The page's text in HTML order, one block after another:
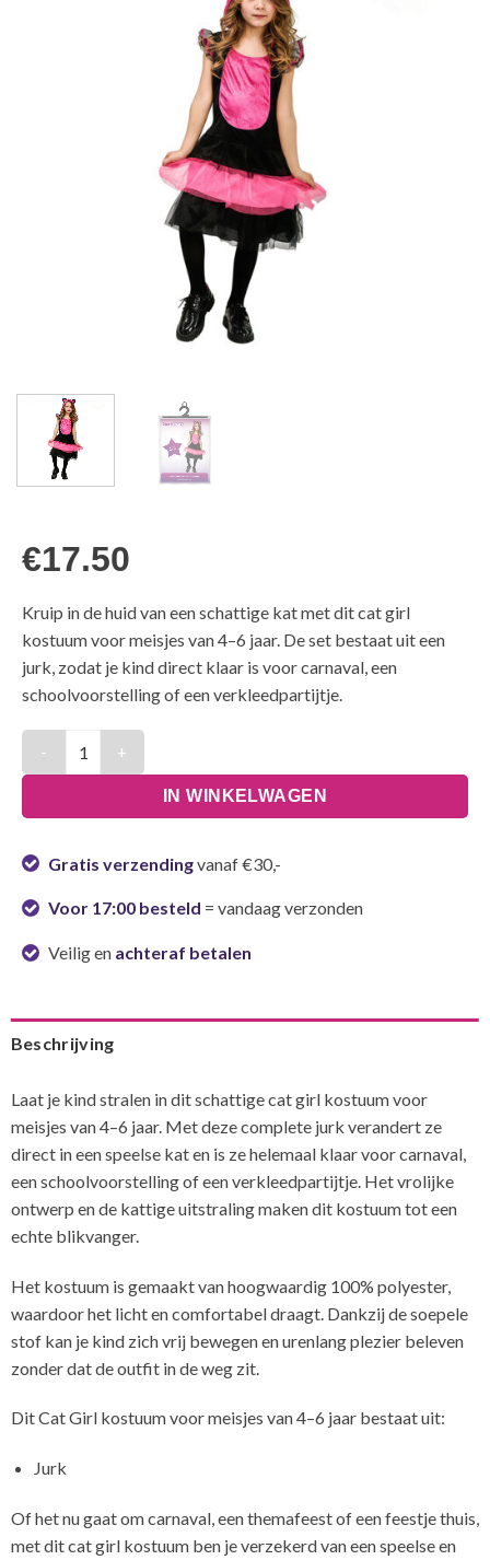
€17.50
Kruip in de huid van een schattige kat met dit cat girl
kostuum voor meisjes van 4–6 jaar. De set bestaat uit een
jurk, zodat je kind direct klaar is voor carnaval, een
schoolvoorstelling of een verkleedpartijtje.
IN WINKELWAGEN
Gratis verzendingvanaf €30,-
Voor 17:00 besteld = vandaag verzonden
Veilig en achteraf betalen
Beschrijving
Laat je kind stralen in dit schattige cat girl kostuum voor
meisjes van 4–6 jaar. Met deze complete jurk verandert ze
direct in een speelse kat en is ze helemaal klaar voor carnaval,
een schoolvoorstelling of een verkleedpartijtje. Het vrolijke
ontwerp en de kattige uitstraling maken dit kostuum tot een
echte blikvanger.
Het kostuum is gemaakt van hoogwaardig 100% polyester,
waardoor het licht en comfortabel draagt. Dankzij de soepele
stof kan je kind zich vrij bewegen en urenlang plezier beleven
zonder dat de outfit in de weg zit.
Dit Cat Girl kostuum voor meisjes van 4–6 jaar bestaat uit:
Jurk
Of het nu gaat om carnaval, een themafeest of een feestje thuis,
met dit cat girl kostuum ben je verzekerd van een speelse en